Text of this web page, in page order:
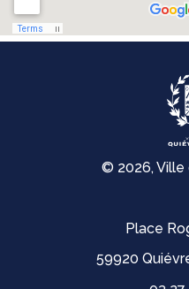
© 2026, Ville
Place
59920